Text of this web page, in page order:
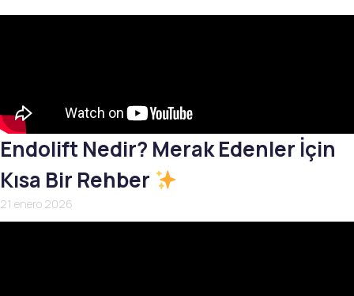
Endolift Nedir? Merak Edenler İçin
Kısa Bir Rehber
21 enero 2026